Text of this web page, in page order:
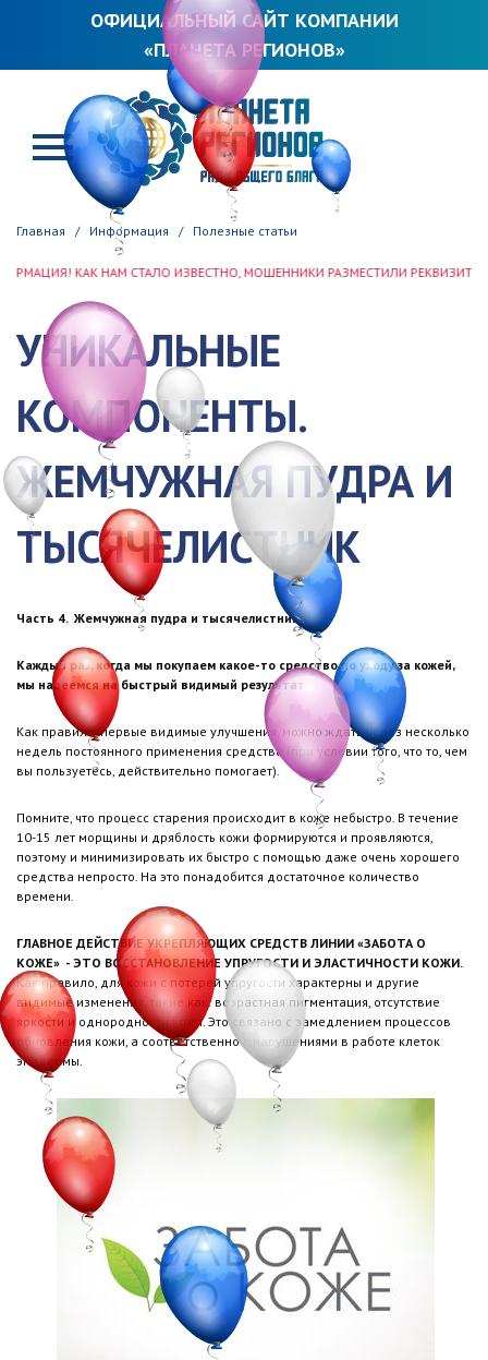
ОФИЦИАЛЬНЫЙ САЙТ КОМПАНИИ
«ПЛАНЕТА РЕГИОНОВ»
ПЛАНЕТА РЕГИОНОВ
Главная Информация Полезные статьи
КАК НАМ СТАЛО ИЗВЕСТНО, МОШЕННИКИ РАЗМЕСТИЛИ РЕКВИЗИТЫ ООО
УНИКАЛЬНЫЕ
КОМПОНЕНТЫ.
ЖЕМЧУЖНАЯ ПУДРА И
ТЫСЯЧЕЛИСТНИК
Часть 4. Жемчужная пудра и тысячелистник
Каждый раз, когда мы покупаем какое-то средство по уходу за кожей,
мы надеемся на быстрый видимый результат.
Как правило, первые видимые улучшения, можно ждать через несколько
недель постоянного применения средства (при условии того, что то, чем
вы пользуетесь, действительно помогает).
Помните, что процесс старения происходит в коже небыстро. В течение
10-15 лет морщины и дряблость кожи формируются и проявляются,
поэтому и минимизировать их быстро с помощью даже очень хорошего
средства непросто. На это понадобится достаточное количество
времени.
ГЛАВНОЕ ДЕЙСТВИЕ УКРЕПЛЯЮЩИХ СРЕДСТВ ЛИНИИ «ЗАБОТА О
КОЖЕ» - ЭТО ВОССТАНОВЛЕНИЕ УПРУГОСТИ И ЭЛАСТИЧНОСТИ КОЖИ.
Как правило, для кожи с потерей упругости характерны и другие
видимые изменения, такие как: возрастная пигментация, отсутствие
яркости и однородности кожи. Это связано с замедлением процессов
обновления кожи, а соответственно с нарушениями в работе клеток
эпидермы.